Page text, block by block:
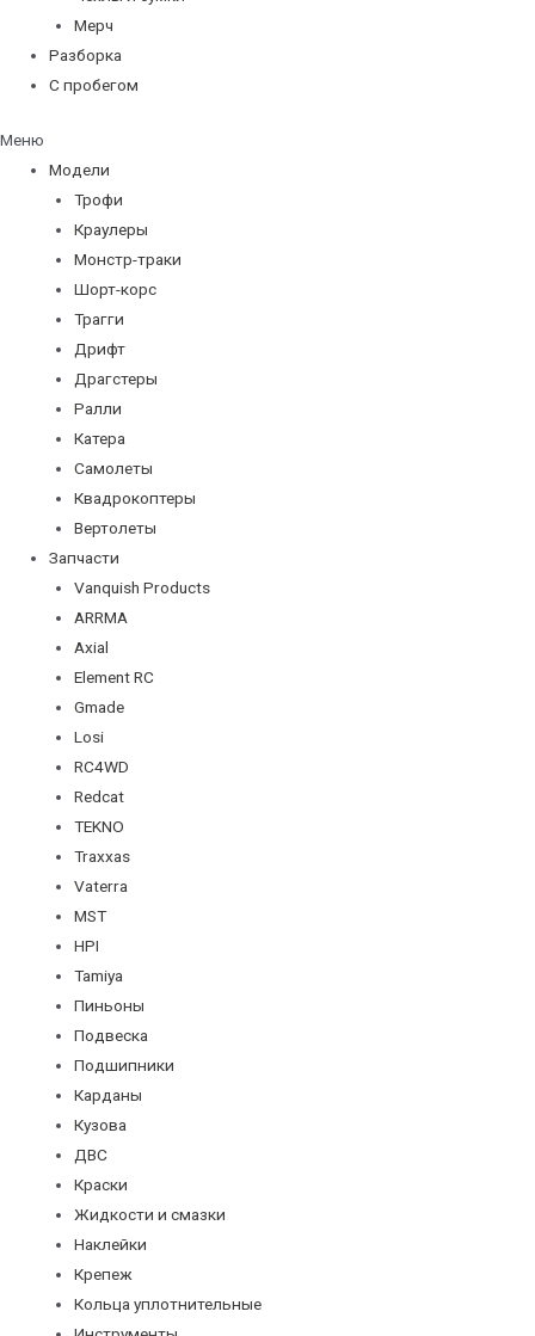
Мерч
Разборка
С пробегом
Меню
Модели
Трофи
Краулеры
Монстр-траки
Шорт-корс
Трагги
Дрифт
Драгстеры
Ралли
Катера
Самолеты
Квадрокоптеры
Вертолеты
Запчасти
Vanquish Products
ARRMA
Axial
Element RC
Gmade
Losi
RC4WD
Redcat
TEKNO
Traxxas
Vaterra
MST
HPI
Tamiya
Пиньоны
Подвеска
Подшипники
Карданы
Кузова
ДВС
Краски
Жидкости и смазки
Наклейки
Крепеж
Кольца уплотнительные